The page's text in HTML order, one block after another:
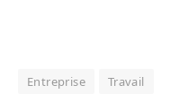
Entreprise Travail